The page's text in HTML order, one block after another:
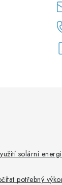
solární
potřebný